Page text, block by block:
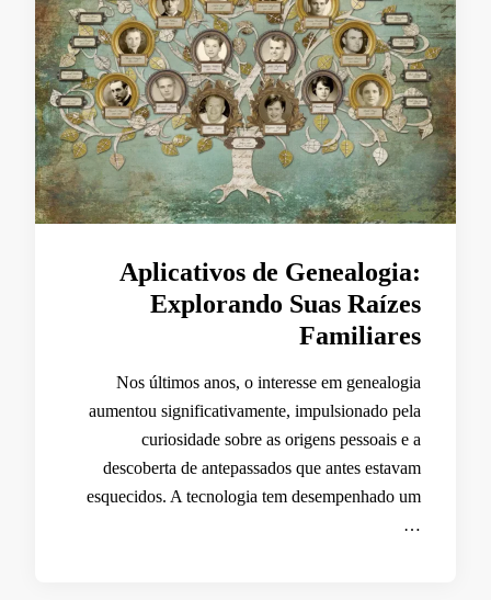
Aplicativos de Genealogia:
Explorando Suas Raízes
Familiares
Nos últimos anos, o interesse em genealogia
aumentou significativamente, impulsionado pela
curiosidade sobre as origens pessoais e a
descoberta de antepassados que antes estavam
esquecidos. A tecnologia tem desempenhado um
…